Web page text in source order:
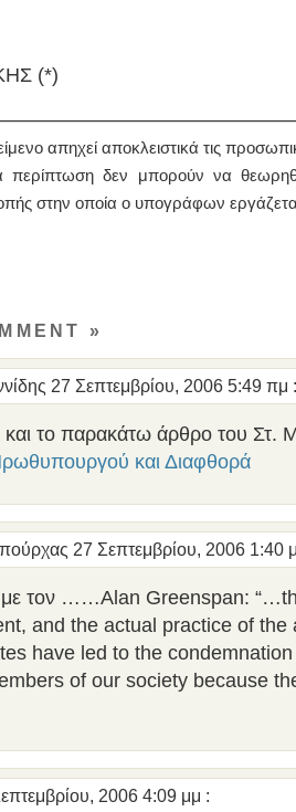
(*)
απηχεί αποκλειστικά τις
περίπτωση δεν μπορούν να
στην οποία ο υπογράφων
»
27 Σεπτεμβρίου, 2006 5:49 πμ :
και το παρακάτω άρθρο του Στ.
και Διαφθορά
27 Σεπτεμβρίου, 2006 1:40
τον ……Alan Greenspan:
and the actual practice of the
have led to the
of our society because
2006 4:09 μμ :